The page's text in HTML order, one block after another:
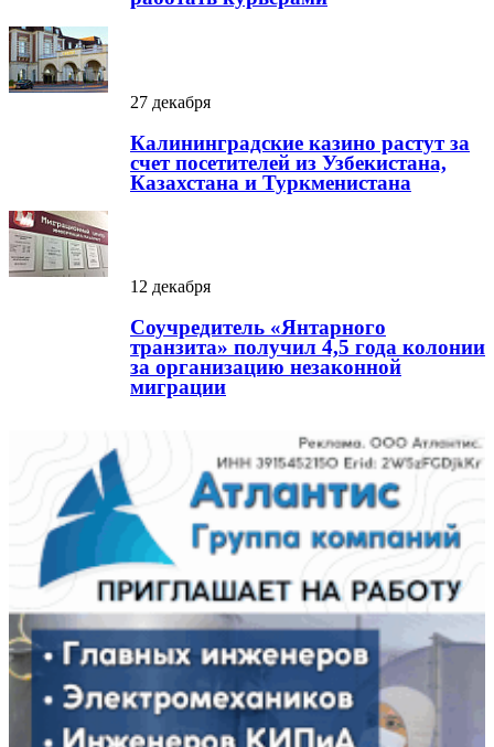
27 декабря
Калининградские казино растут за
счет посетителей из Узбекистана,
Казахстана и Туркменистана
12 декабря
Соучредитель «Янтарного
транзита» получил 4,5 года колонии
за организацию незаконной
миграции